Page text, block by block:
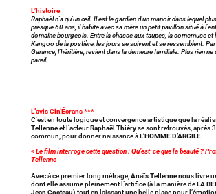
L’histoire
Raphaël n’a qu’un œil. Il est le gardien d’un manoir dans lequel
presque 60 ans, il habite avec sa mère un petit pavillon situé à
domaine bourgeois. Entre la chasse aux taupes, la cornemuse et
Kangoo de la postière, les jours se suivent et se ressemblent. Par
Garance, l’héritière, revient dans la demeure familiale. Plus rien ne
pareil.
L’avis Cin’Écrans ***
C’est en toute logique et convergence artistique que la
Tellenneet l’acteurRaphaël Thiéryse sont retrouvés, après
commun, pour donner naissance àL’HOMME D’ARGILE.
« Le film interroge cette question : Qu’est-ce que la beauté ?
Tellenne
Avec à ce premier long métrage, Anaïs Tellennenous livre
dont elle assume pleinement l’artifice (à la manière deLA
Jean Cocteau) tout en laissant une belle place pour